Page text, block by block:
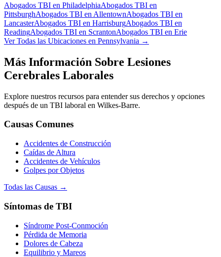
Abogados TBI en PhiladelphiaAbogados TBI en
PittsburghAbogados TBI en AllentownAbogados TBI en
LancasterAbogados TBI en HarrisburgAbogados TBI en
ReadingAbogados TBI en ScrantonAbogados TBI en Erie
Ver Todas las Ubicaciones en Pennsylvania →
Más Información Sobre Lesiones
Cerebrales Laborales
Explore nuestros recursos para entender sus derechos y opciones
después de un TBI laboral en Wilkes-Barre.
Causas Comunes
Accidentes de Construcción
Caídas de Altura
Accidentes de Vehículos
Golpes por Objetos
Todas las Causas →
Síntomas de TBI
Síndrome Post-Conmoción
Pérdida de Memoria
Dolores de Cabeza
Equilibrio y Mareos